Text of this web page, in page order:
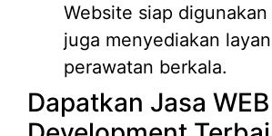
Website siap
juga menyediakan
perawatan berkala.
Dapatkan Jasa WEB